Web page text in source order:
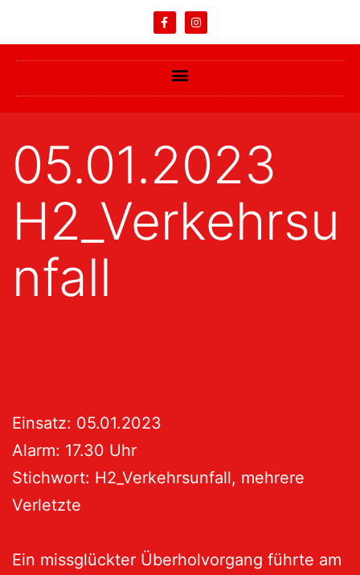
05.01.2023
H2_Verkehrsu
nfall
Einsatz: 05.01.2023
Alarm: 17.30 Uhr
Stichwort: H2_Verkehrsunfall, mehrere
Verletzte
Ein missglückter Überholvorgang führte am